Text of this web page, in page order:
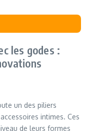
les godes :
un des piliers
intimes. Ces
de leurs formes